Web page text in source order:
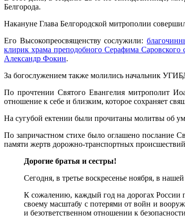
Белгорода.
Накануне Глава Белгородской митрополии
Его Высокопреосвященству сослужили:
клирик храма преподобного Серафима
Александр Фокин.
За богослужением также молились начальник
По прочтении Святого Евангелия митрополит
отношение к себе и близким, которое сохраняет
На сугубой ектении были прочитаны молитвы об
По запричастном стихе было оглашено послание
памяти жертв дорожно-транспортных
Дорогие братья и сестры!
Сегодня, в третье воскресенье ноября, в
К сожалению, каждый год на дорогах России
своему масштабу с потерями от войн и
и безответственном отношении к